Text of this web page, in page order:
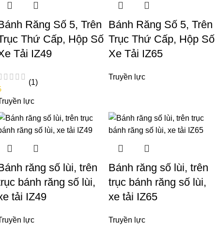
Răng Số 5, Trên
Thứ Cấp, Hộp Số
Tải IZ49
(1)
lực
Bánh Răng Số 5, Trên
Trục Thứ Cấp, Hộp Số
Xe Tải IZ65
Truyền lực
răng số lùi, trên
bánh răng số lùi,
tải IZ49
lực
Bánh răng số lùi, trên
trục bánh răng số lùi,
xe tải IZ65
Truyền lực